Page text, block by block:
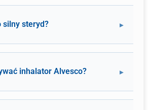
silny steryd?
inhalator Alvesco?